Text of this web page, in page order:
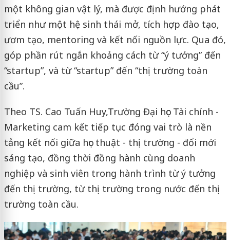
một không gian vật lý, mà được định hướng phát
triển như một hệ sinh thái mở, tích hợp đào tạo,
ươm tạo, mentoring và kết nối nguồn lực. Qua đó,
góp phần rút ngắn khoảng cách từ “ý tưởng” đến
“startup”, và từ “startup” đến “thị trường toàn
cầu”.
Theo TS. Cao Tuấn Huy,Trường Đại học Tài chính -
Marketing cam kết tiếp tục đóng vai trò là nền
tảng kết nối giữa học thuật - thị trường - đổi mới
sáng tạo, đồng thời đồng hành cùng doanh
nghiệp và sinh viên trong hành trình từ ý tưởng
đến thị trường, từ thị trường trong nước đến thị
trường toàn cầu.